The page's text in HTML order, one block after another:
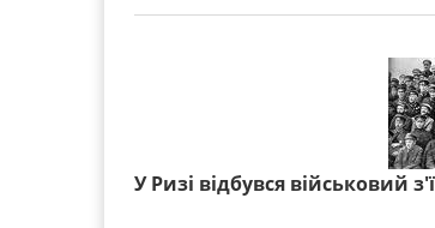
У Ризі відбувся військовий